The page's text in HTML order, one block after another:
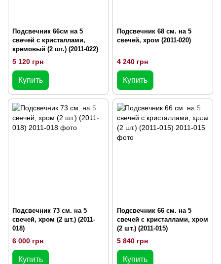
Подсвечник 66см на 5
свечей с кристаллами,
кремовый (2 шт.) (2011-022)
5 120 грн
Купить
Подсвечник 68 см. на 5
свечей, хром (2011-020)
4 240 грн
Купить
Подсвечник 73 см. на 5
свечей, хром (2 шт.) (2011-
018)
6 000 грн
Купить
Подсвечник 66 см. на 5
свечей с кристаллами, хром
(2 шт.) (2011-015)
5 840 грн
Купить